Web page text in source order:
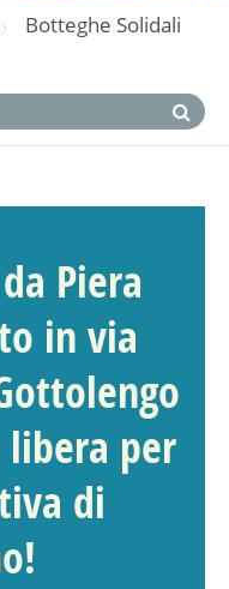
Botteghe Solidali
Piera
in via
libera per
di